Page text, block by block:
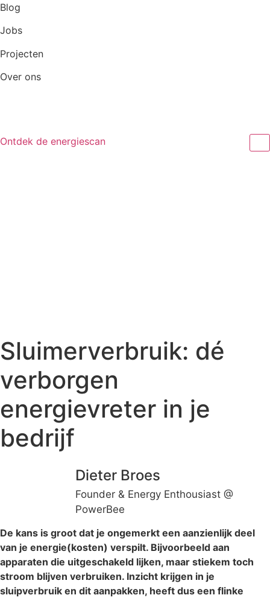
Ga
de
inhoud
Blog
Jobs
Projecten
Over ons
Ontdek de energiescan
Sluimerverbruik: dé
verborgen
energievreter in je
bedrijf
Dieter Broes
Founder & Energy Enthousiast @
PowerBee
De kans is groot dat je ongemerkt een aanzienlijk deel
van je energie(kosten) verspilt. Bijvoorbeeld aan
apparaten die uitgeschakeld lijken, maar stiekem toch
stroom blijven verbruiken. Inzicht krijgen in je
sluipverbruik en dit aanpakken, heeft dus een flinke